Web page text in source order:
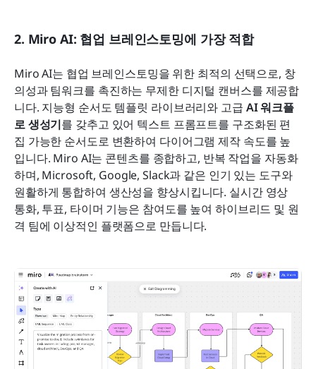
2. Miro AI: 협업 브레인스토밍에 가장 적합
Miro AI는 협업 브레인스토밍을 위한 최적의 선택으로, 창
의성과 팀워크를 촉진하는 무제한 디지털 캔버스를 제공합
니다. 지능형 순서도 템플릿 라이브러리와 고급 AI 워크플
로 생성기를 갖추고 있어 텍스트 프롬프트를 구조화된 편
집 가능한 순서도로 변환하여 다이어그램 제작 속도를 높
입니다. Miro AI는 콘텐츠를 종합하고, 반복 작업을 자동화
하며, Microsoft, Google, Slack과 같은 인기 있는 도구와
원활하게 통합하여 생산성을 향상시킵니다. 실시간 영상
통화, 투표, 타이머 기능은 참여도를 높여 하이브리드 및 원
격 팀에 이상적인 플랫폼으로 만듭니다.